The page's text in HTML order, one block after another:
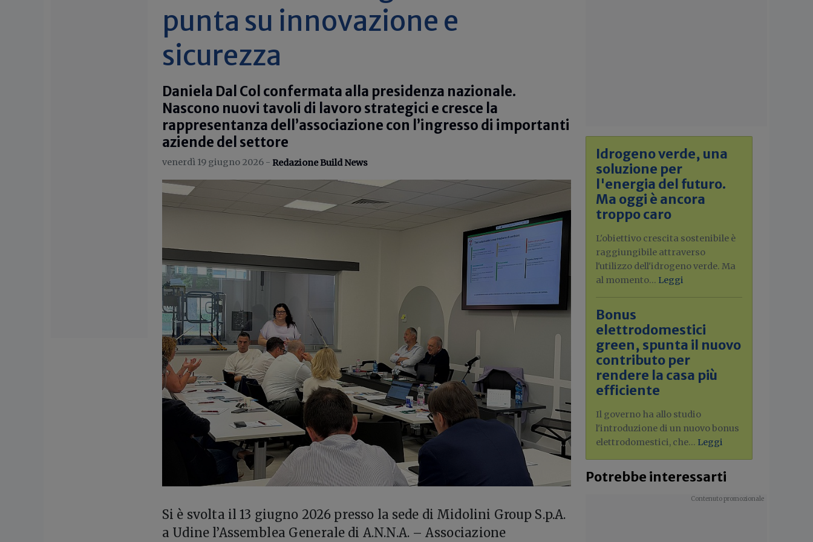
punta su innovazione e
sicurezza
Daniela Dal Col confermata alla presidenza nazionale.
Nascono nuovi tavoli di lavoro strategici e cresce la
rappresentanza dell’associazione con l’ingresso di importanti
aziende del settore
venerdì 19 giugno 2026 - Redazione Build News
Si è svolta il 13 giugno 2026 presso la sede di Midolini Group S.p.A.
a Udine l’Assemblea Generale di A.N.N.A. – Associazione
Idrogeno verde, una
soluzione per
l'energia del futuro.
Ma oggi è ancora
troppo caro
L'obiettivo crescita sostenibile è
raggiungibile attraverso
l'utilizzo dell'idrogeno verde. Ma
al momento... Leggi
Bonus
elettrodomestici
green, spunta il nuovo
contributo per
rendere la casa più
efficiente
Il governo ha allo studio
l'introduzione di un nuovo bonus
elettrodomestici, che... Leggi
Potrebbe interessarti